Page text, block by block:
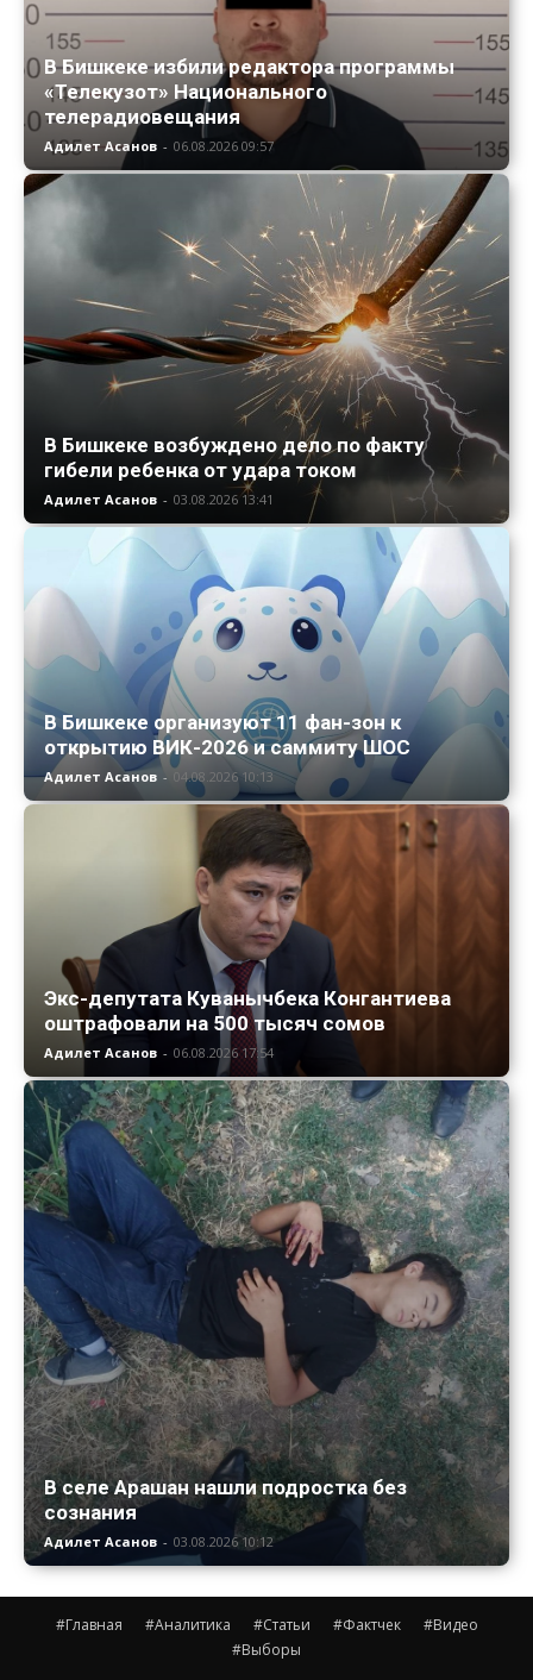
В Бишкеке избили редактора программы
«Телекузот» Национального
телерадиовещания
Адилет Асанов - 06.08.2026 09:57
В Бишкеке возбуждено дело по факту
гибели ребенка от удара током
Адилет Асанов - 03.08.2026 13:41
В Бишкеке организуют 11 фан-зон к
открытию ВИК-2026 и саммиту ШОС
Адилет Асанов - 04.08.2026 10:13
Экс-депутата Куванычбека Конгантиева
оштрафовали на 500 тысяч сомов
Адилет Асанов - 06.08.2026 17:54
В селе Арашан нашли подростка без
сознания
Адилет Асанов - 03.08.2026 10:12
#Главная #Аналитика #Статьи #Фактчек
#Видео
#Выборы